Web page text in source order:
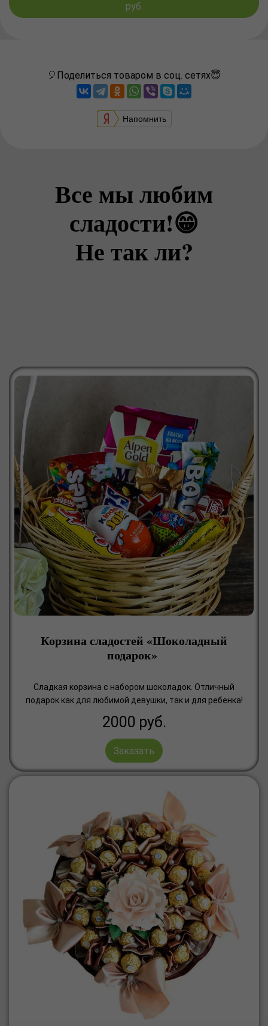
руб.
🎈Поделиться товаром в соц. сетях😇
Напомнить
Все мы любим
сладости!😁
Не так ли?
Корзина сладостей «Шоколадный
подарок»
Сладкая корзина с набором шоколадок. Отличный
подарок как для любимой девушки, так и для ребенка!
2000 руб.
Заказать